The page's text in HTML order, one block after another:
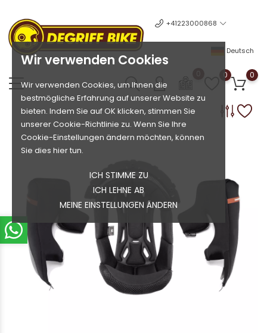
Wir verwenden Cookies
Wir verwenden Cookies, um Ihnen die
bestmögliche Erfahrung auf unserer Website zu
bieten. Indem Sie auf OK klicken, stimmen Sie
unserer Cookie-Richtlinie zu. Wenn Sie Ihre
Cookie-Einstellungen ändern möchten, können
Sie dies hier tun.
ICH STIMME ZU
ICH LEHNE AB
MEINE EINSTELLUNGEN ÄNDERN
+41223000868
Deutsch
0 0